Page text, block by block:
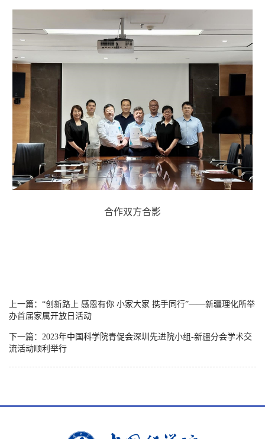
合作双方合影
上一篇：“创新路上 感恩有你 小家大家 携手同行”——新疆理化所举
办首届家属开放日活动
下一篇：2023年中国科学院青促会深圳先进院小组-新疆分会学术交
流活动顺利举行